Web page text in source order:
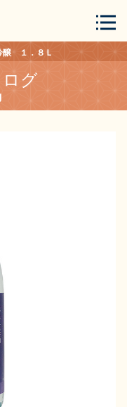
ログイン
ログ
新書
１．８Ｌ
グ